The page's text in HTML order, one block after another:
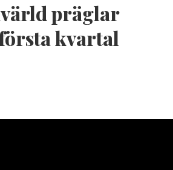
präglar
kvartal